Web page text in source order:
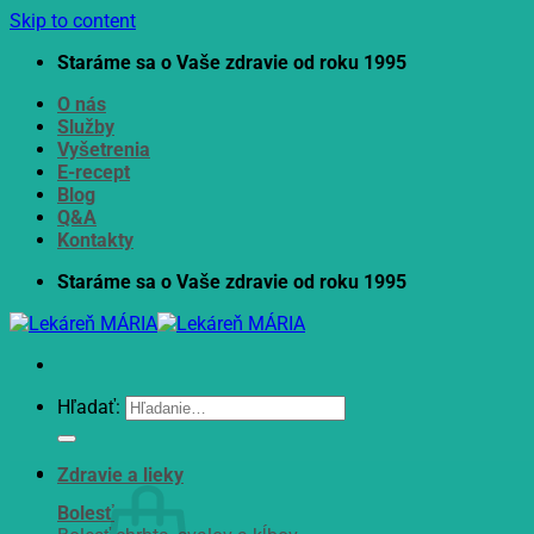
Skip to content
Staráme sa o Vaše zdravie od roku 1995
O nás
Služby
Vyšetrenia
E-recept
Blog
Q&A
Kontakty
Staráme sa o Vaše zdravie od roku 1995
Hľadať:
Zdravie a lieky
Bolesť